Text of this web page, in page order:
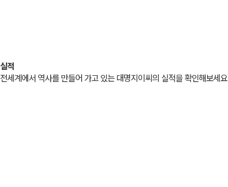
실적
전세계에서 역사를 만들어 가고 있는 대명지이씨의 실적을 확인해보세요